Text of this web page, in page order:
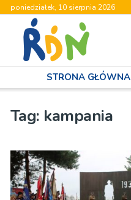
poniedziałek, 10 sierpnia 2026
STRONA GŁÓWNA
Tag: kampania